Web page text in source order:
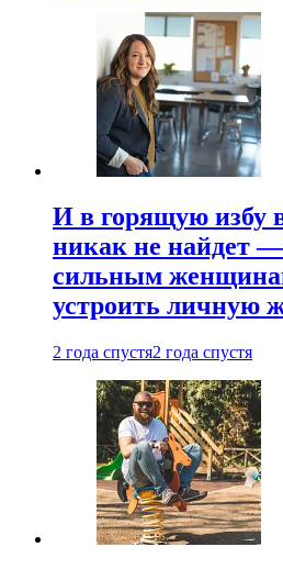
И в горящую избу
никак не найдет
сильным
устроить личную
2 года спустя2 года спустя